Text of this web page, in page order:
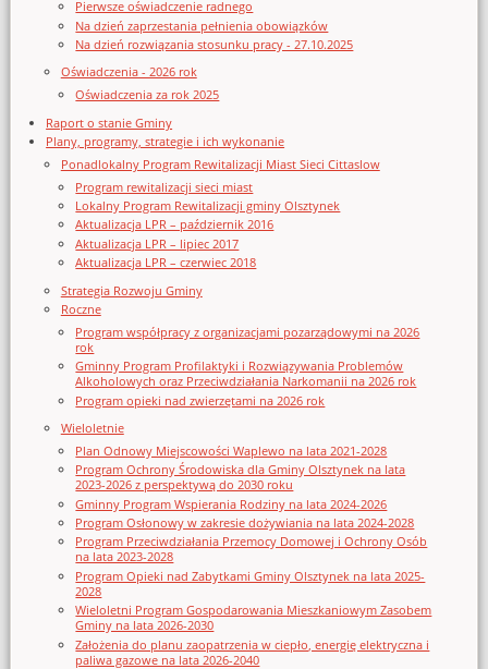
Pierwsze oświadczenie radnego
Na dzień zaprzestania pełnienia obowiązków
Na dzień rozwiązania stosunku pracy - 27.10.2025
Oświadczenia - 2026 rok
Oświadczenia za rok 2025
Raport o stanie Gminy
Plany, programy, strategie i ich wykonanie
Ponadlokalny Program Rewitalizacji Miast Sieci Cittaslow
Program rewitalizacji sieci miast
Lokalny Program Rewitalizacji gminy Olsztynek
Aktualizacja LPR – październik 2016
Aktualizacja LPR – lipiec 2017
Aktualizacja LPR – czerwiec 2018
Strategia Rozwoju Gminy
Roczne
Program współpracy z organizacjami pozarządowymi na 2026
rok
Gminny Program Profilaktyki i Rozwiązywania Problemów
Alkoholowych oraz Przeciwdziałania Narkomanii na 2026 rok
Program opieki nad zwierzętami na 2026 rok
Wieloletnie
Plan Odnowy Miejscowości Waplewo na lata 2021-2028
Program Ochrony Środowiska dla Gminy Olsztynek na lata
2023-2026 z perspektywą do 2030 roku
Gminny Program Wspierania Rodziny na lata 2024-2026
Program Osłonowy w zakresie dożywiania na lata 2024-2028
Program Przeciwdziałania Przemocy Domowej i Ochrony Osób
na lata 2023-2028
Program Opieki nad Zabytkami Gminy Olsztynek na lata 2025-
2028
Wieloletni Program Gospodarowania Mieszkaniowym Zasobem
Gminy na lata 2026-2030
Założenia do planu zaopatrzenia w ciepło, energię elektryczna i
paliwa gazowe na lata 2026-2040